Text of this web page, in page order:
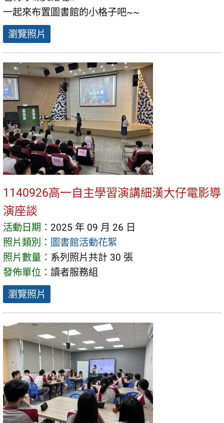
一起來布置圖書館的小格子吧~~
瀏覽照片
1140926高一自主學習演講細漢大仔電影導
演座談
活動日期： 2025 年 09 月 26 日
照片類別： 圖書館活動花絮
照片數量： 系列照片共計 30 張
發佈單位： 讀者服務組
瀏覽照片